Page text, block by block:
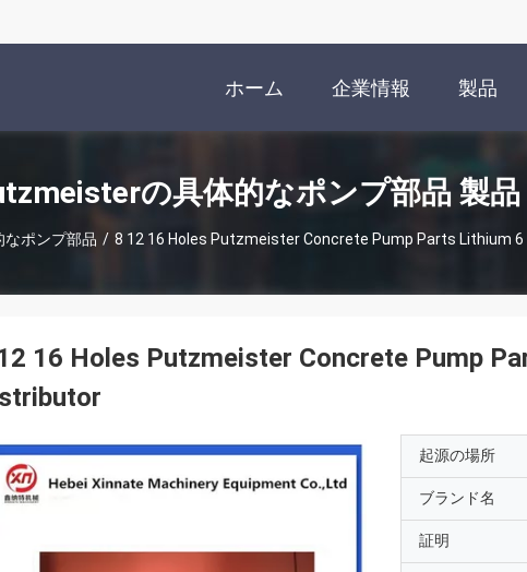
ホーム 企業情報 製品
の具体的なポンプ部品 製品
ポンプ部品 / 8 12 16 Holes Putzmeister Concrete Pump Parts Lithium
16 Holes Putzmeister Concrete Pump
起源の場所
ブランド名
証明